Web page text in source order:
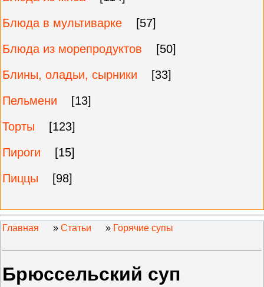
Блюда в мультиварке
[57]
Блюда из морепродуктов
[50]
Блины, оладьи, сырники
[33]
Пельмени
[13]
Торты
[123]
Пироги
[15]
Пиццы
[98]
Главная » Статьи » Горячие супы
Брюссельский суп